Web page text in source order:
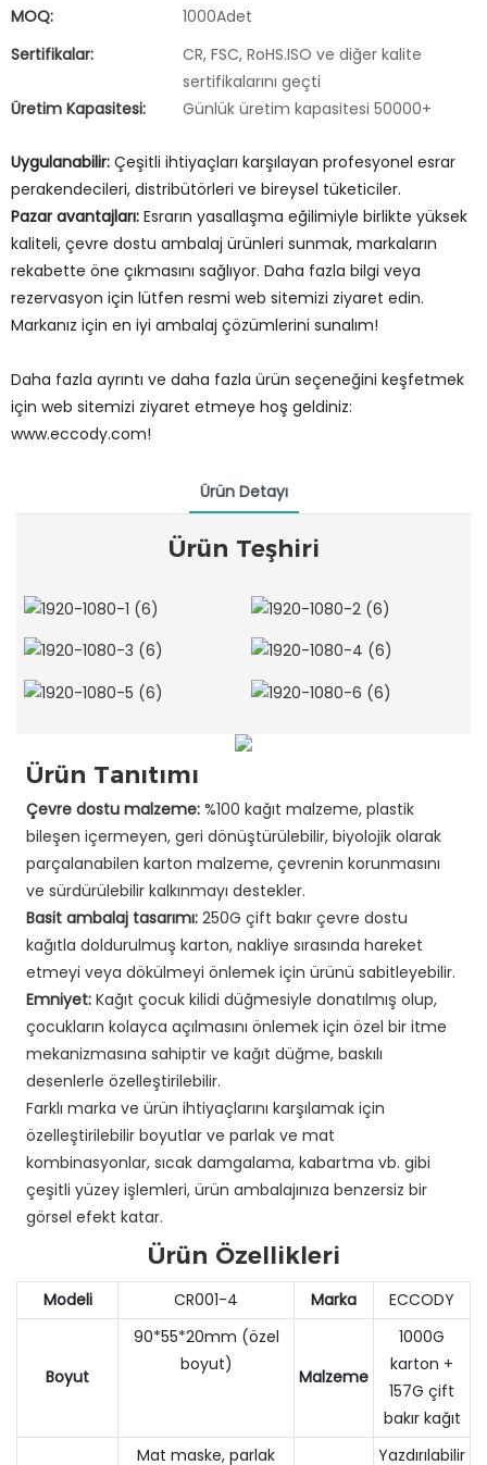
Uygulanabilir: Çeşitli ihtiyaçları karşılayan profesyonel esrar
perakendecileri, distribütörleri ve bireysel tüketiciler.
Pazar avantajları: Esrarın yasallaşma eğilimiyle birlikte yüksek
kaliteli, çevre dostu ambalaj ürünleri sunmak, markaların
rekabette öne çıkmasını sağlıyor. Daha fazla bilgi veya
rezervasyon için lütfen resmi web sitemizi ziyaret edin.
Markanız için en iyi ambalaj çözümlerini sunalım!
Daha fazla ayrıntı ve daha fazla ürün seçeneğini keşfetmek
için web sitemizi ziyaret etmeye hoş geldiniz:
www.eccody.com!
MOQ:
1000Adet
Sertifikalar:
CR, FSC, RoHS.ISO ve diğer kalite
sertifikalarını geçti
Üretim Kapasitesi:
Günlük üretim kapasitesi 50000+
Ürün Detayı
Ürün Teşhiri
Ürün Tanıtımı
Çevre dostu malzeme: %100 kağıt malzeme, plastik
bileşen içermeyen, geri dönüştürülebilir, biyolojik olarak
parçalanabilen karton malzeme, çevrenin korunmasını
ve sürdürülebilir kalkınmayı destekler.
Basit ambalaj tasarımı: 250G çift bakır çevre dostu
kağıtla doldurulmuş karton, nakliye sırasında hareket
etmeyi veya dökülmeyi önlemek için ürünü sabitleyebilir.
Emniyet: Kağıt çocuk kilidi düğmesiyle donatılmış olup,
çocukların kolayca açılmasını önlemek için özel bir itme
mekanizmasına sahiptir ve kağıt düğme, baskılı
desenlerle özelleştirilebilir.
Farklı marka ve ürün ihtiyaçlarını karşılamak için
özelleştirilebilir boyutlar ve parlak ve mat
kombinasyonlar, sıcak damgalama, kabartma vb. gibi
çeşitli yüzey işlemleri, ürün ambalajınıza benzersiz bir
görsel efekt katar.
Ürün Özellikleri
Modeli CR001-4 Marka ECCODY
Boyut
90*55*20mm (özel
boyut)
Malzeme
1000G
karton +
157G çift
bakır kağıt
Mat maske, parlak
Yazdırılabilir